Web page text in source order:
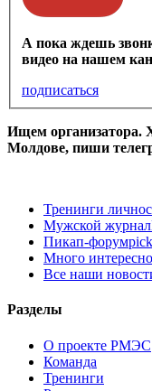
А пока ждешь
видео на нашем
подписаться
Ищем организатора.
Молдове, пиши
Тренинги
Мужской журнал
Пикап-форум
Много
Все наши
Разделы
О проекте РМЭС
Команда
Тренинги